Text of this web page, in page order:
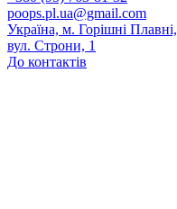
poops.pl.ua@gmail.com
Україна, м. Горішні Плавні,
вул. Строни, 1
До контактів